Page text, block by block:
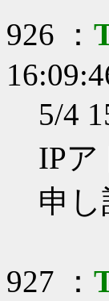
926 ：
5/4
IPア
申
927 ：